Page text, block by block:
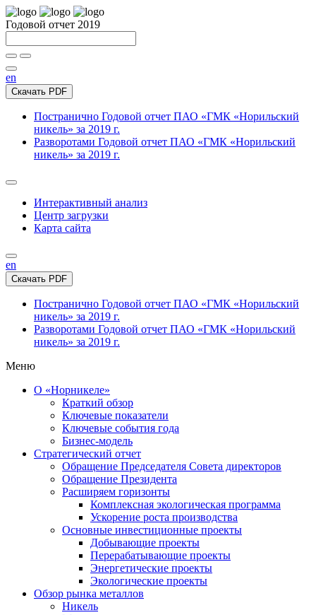
Годовой отчет 2019
en
Скачать PDF
Постранично Годовой отчет ПАО «ГМК «Норильский
никель» за 2019 г.
Разворотами Годовой отчет ПАО «ГМК «Норильский
никель» за 2019 г.
Интерактивный анализ
Центр загрузки
Карта сайта
en
Скачать PDF
Постранично Годовой отчет ПАО «ГМК «Норильский
никель» за 2019 г.
Разворотами Годовой отчет ПАО «ГМК «Норильский
никель» за 2019 г.
Меню
О «Норникеле»
Краткий обзор
Ключевые показатели
Ключевые события года
Бизнес-модель
Стратегический отчет
Обращение Председателя Совета директоров
Обращение Президента
Расширяем горизонты
Комплексная экологическая программа
Ускорение роста производства
Основные инвестиционные проекты
Добывающие проекты
Перерабатывающие проекты
Энергетические проекты
Экологические проекты
Обзор рынка металлов
Никель